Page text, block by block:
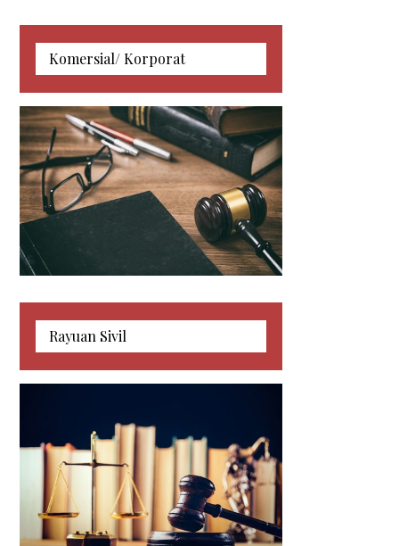
Makahmah Sivil
Perjanjian Jual/Beli/ Pinjaman
Komersial/ Korporat
Makahmah Sivil
Komersial/ Korporat
Rayuan Sivil